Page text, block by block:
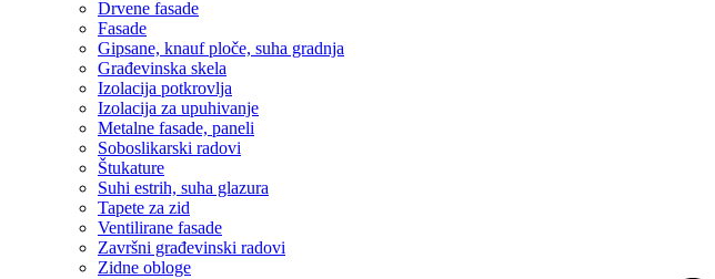
Drvene fasade
Fasade
Gipsane, knauf ploče, suha gradnja
Građevinska skela
Izolacija potkrovlja
Izolacija za upuhivanje
Metalne fasade, paneli
Soboslikarski radovi
Štukature
Suhi estrih, suha glazura
Tapete za zid
Ventilirane fasade
Završni građevinski radovi
Zidne obloge